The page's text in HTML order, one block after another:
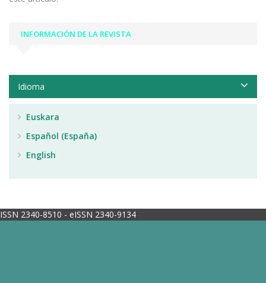
INFORMACIÓN DE LA REVISTA
Idioma
Euskara
Español (España)
English
ISSN 2340-8510 - eISSN 2340-9134